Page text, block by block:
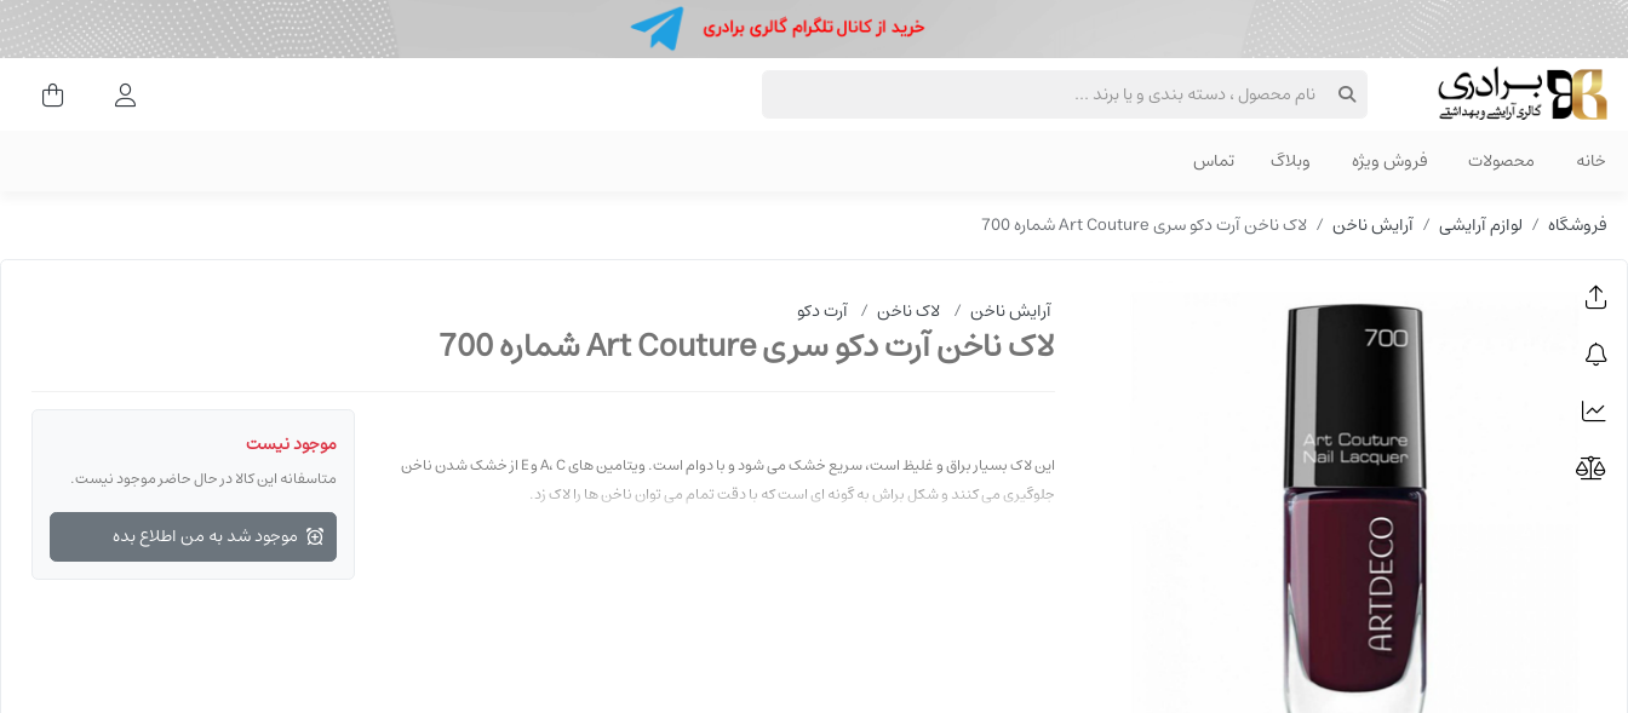
ورود کاربران
خانه
محصولات فروش ویژه وبلاگ تماس
فروشگاه لوازم آرایشی آرایش ناخن لاک ناخن آرت دکو سری Art Couture شماره 700
آرایش ناخن / لاک ناخن / آرت دکو
لاک ناخن آرت دکو سری Art Couture شماره 700
این لاک بسیار براق و غلیظ است، سریع خشک می شود و با دوام است. ویتامین های A، C و E از خشک شدن ناخن
جلوگیری می کنند و شکل براش به گونه ای است که با دقت تمام می توان ناخن ها را لاک زد.
موجود نیست
متاسفانه این کالا در حال حاضر موجود نیست.
موجود شد به من اطلاع بده